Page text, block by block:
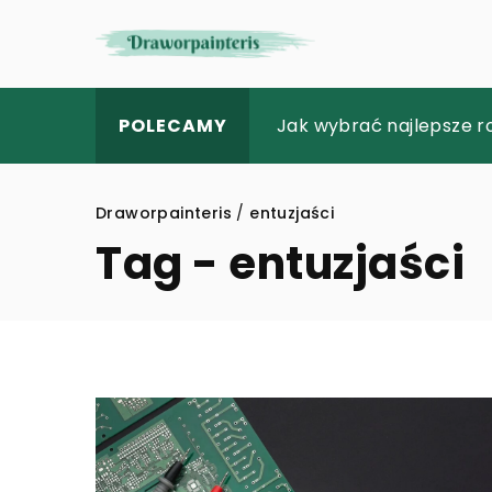
POLECAMY Jak przygotować się
Jak wybrać najlepsze
Jak wybrać idealne
Draworpainteris / entuzjaści
Tag - entuzjaści